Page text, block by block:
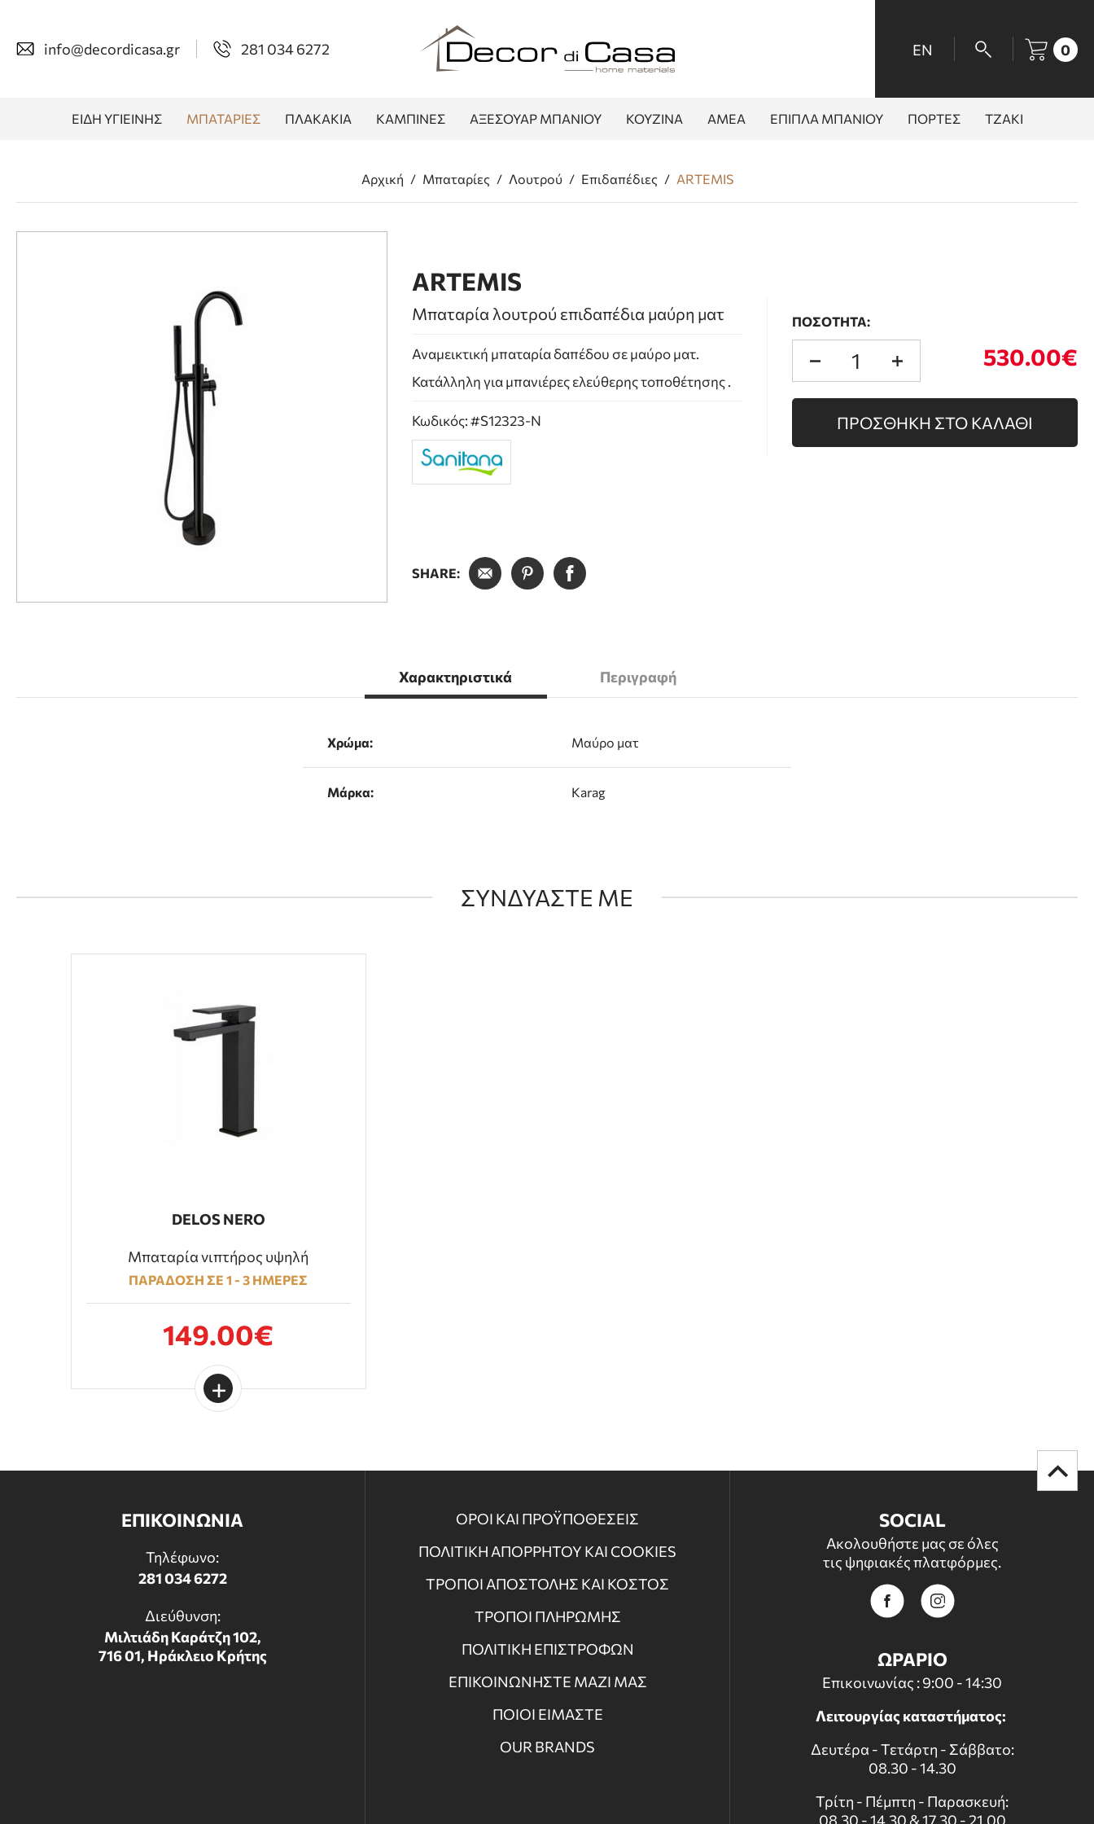
info@decordicasa.gr 281 034 6272 EN 0
ΕΙΔΗ ΥΓΙΕΙΝΗΣ ΜΠΑΤΑΡΙΕΣ ΠΛΑΚΑΚΙΑ ΚΑΜΠΙΝΕΣ ΑΞΕΣΟΥΑΡ ΜΠΑΝΙΟΥ ΚΟΥΖΙΝΑ ΑΜΕΑ ΕΠΙΠΛΑ ΜΠΑΝΙΟΥ ΠΟΡΤΕΣ ΤΖΑΚΙ
Αρχική / Μπαταρίες / Λουτρού / Επιδαπέδιες / ARTEMIS
ARTEMIS
Μπαταρία λουτρού επιδαπέδια μαύρη ματ
Αναμεικτική μπαταρία δαπέδου σε μαύρο ματ.
Κατάλληλη για μπανιέρες ελεύθερης τοποθέτησης .
Κωδικός: #S12323-N
ΠΟΣΟΤΗΤΑ:
530.00€
ΠΡΟΣΘΗΚΗ ΣΤΟ ΚΑΛΑΘΙ
SHARE:
Χαρακτηριστικά
Χρώμα: Μαύρο ματ
Μάρκα: Karag
Περιγραφή
ΣΥΝΔΥΑΣΤΕ ΜΕ
DELOS NERO
Μπαταρία νιπτήρος υψηλή
ΠΑΡΑΔΟΣΗ ΣΕ 1 - 3 ΗΜΕΡΕΣ
149.00€
ΕΠΙΚΟΙΝΩΝΙΑ
Τηλέφωνο:
281 034 6272
Διεύθυνση:
Μιλτιάδη Καράτζη 102,
716 01, Ηράκλειο Κρήτης
ΟΡΟΙ ΚΑΙ ΠΡΟΫΠΟΘΕΣΕΙΣ
ΠΟΛΙΤΙΚΗ ΑΠΟΡΡΗΤΟΥ ΚΑΙ COOKIES
ΤΡΟΠΟΙ ΑΠΟΣΤΟΛΗΣ ΚΑΙ ΚΟΣΤΟΣ
ΤΡΟΠΟΙ ΠΛΗΡΩΜΗΣ
ΠΟΛΙΤΙΚΗ ΕΠΙΣΤΡΟΦΩΝ
ΕΠΙΚΟΙΝΩΝΗΣΤΕ ΜΑΖΙ ΜΑΣ
ΠΟΙΟΙ ΕΙΜΑΣΤΕ
OUR BRANDS
SOCIAL
Ακολουθήστε μας σε όλες
τις ψηφιακές πλατφόρμες.
ΩΡΑΡΙΟ
Επικοινωνίας : 9:00 - 14:30
Λειτουργίας καταστήματος:
Δευτέρα - Τετάρτη - Σάββατο:
08.30 - 14.30
Τρίτη - Πέμπτη - Παρασκευή:
08.30 - 14.30 & 17.30 - 21.00